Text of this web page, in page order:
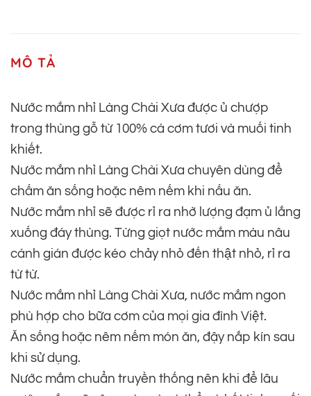
MÔ TẢ
Nước mắm nhỉ Làng Chài Xưa được ủ chượp
trong thùng gỗ từ 100% cá cơm tươi và muối tinh
khiết.
Nước mắm nhỉ Làng Chài Xưa chuyên dùng để
chấm ăn sống hoặc nêm nếm khi nấu ăn.
Nước mắm nhỉ sẽ được rỉ ra nhờ lượng đạm ủ lắng
xuống đáy thùng. Từng giọt nước mắm màu nâu
cánh gián được kéo chảy nhỏ đến thật nhỏ, rỉ ra
từ từ.
Nước mắm nhỉ Làng Chài Xưa, nước mắm ngon
phù hợp cho bữa cơm của mọi gia đình Việt.
Ăn sống hoặc nêm nếm món ăn, đậy nắp kín sau
khi sử dụng.
Nước mắm chuẩn truyền thống nên khi để lâu